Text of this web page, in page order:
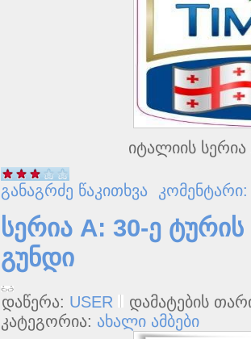
იტალიის სერია
განაგრძე წაკითხვა კომენტარი:
სერია A: 30-ე
გუნდი
დაწერა: USER
დამატების
კატეგორია: ახალი ამბები